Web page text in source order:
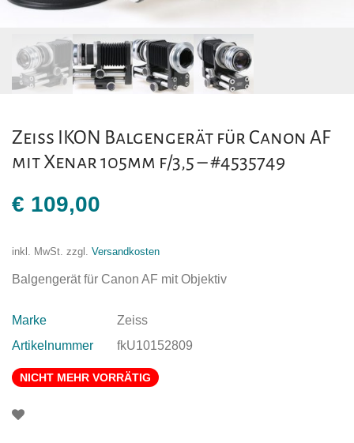
Zeiss IKON Balgengerät für Canon AF
mit Xenar 105mm f/3,5 – #4535749
€ 109,00
inkl. MwSt. zzgl. Versandkosten
Balgengerät für Canon AF mit Objektiv
Marke
Zeiss
Artikelnummer
fkU10152809
NICHT MEHR VORRÄTIG